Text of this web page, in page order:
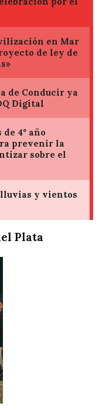
Plata